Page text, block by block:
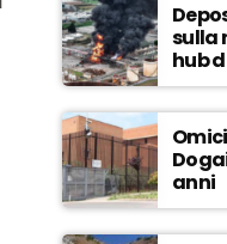
sulla
hub
anni